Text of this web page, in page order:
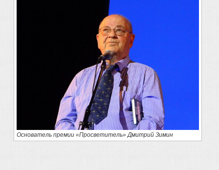
Основатель премии «Просветитель» Дмитрий Зимин